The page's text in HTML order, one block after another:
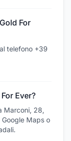
For
telefono +39
Ever?
Marconi, 28,
Maps o